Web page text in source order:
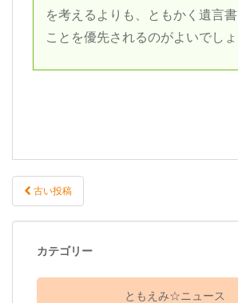
を考えるよりも、ともかく遺言
ことを優先されるのがよいでしょ
投稿ナビゲーション
古い投稿
カテゴリー
ともえみ☆ニュース